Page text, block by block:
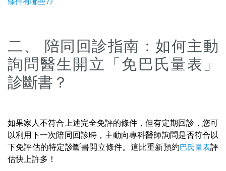
二、 陪同回診指南：如何主動
詢問醫生開立「免巴氏量表」
診斷書？
如果家人不符合上述完全免評的條件，但有定期回診，您可
以利用下一次陪同回診時，主動向專科醫師詢問是否符合以
下免評估的特定診斷書開立條件。這比重新預約巴氏量表評
估快上許多！